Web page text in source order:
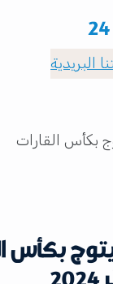
البريدية
بكأس